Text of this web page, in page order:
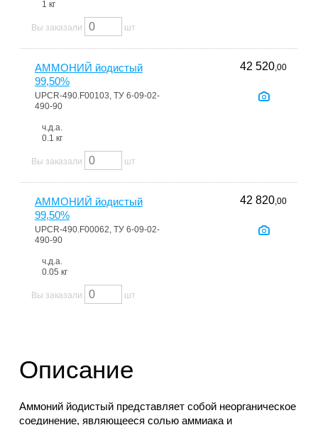
1 кг
Вы заказали шт
АММОНИЙ йодистый
99,50%
UPCR-490.F00103, ТУ 6-09-02-
490-90
ч.д.а.
0.1 кг
42 520,00
Вы заказали шт
АММОНИЙ йодистый
99,50%
UPCR-490.F00062, ТУ 6-09-02-
490-90
ч.д.а.
0.05 кг
42 820,00
Вы заказали шт
Описание
Аммоний йодистый представляет собой неорганическое
соединение, являющееся солью аммиака и